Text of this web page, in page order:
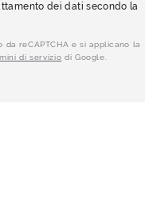
dei dati secondo la
reCAPTCHA e si applicano la
di servizio di Google.